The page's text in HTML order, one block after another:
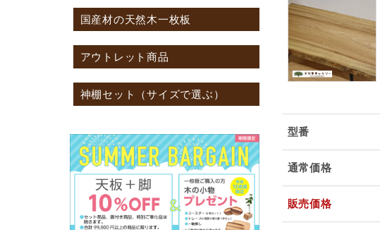
型番
通常価格
販売価格
国産材の天然木一枚板
アウトレット商品
神棚セット（サイズで選ぶ）